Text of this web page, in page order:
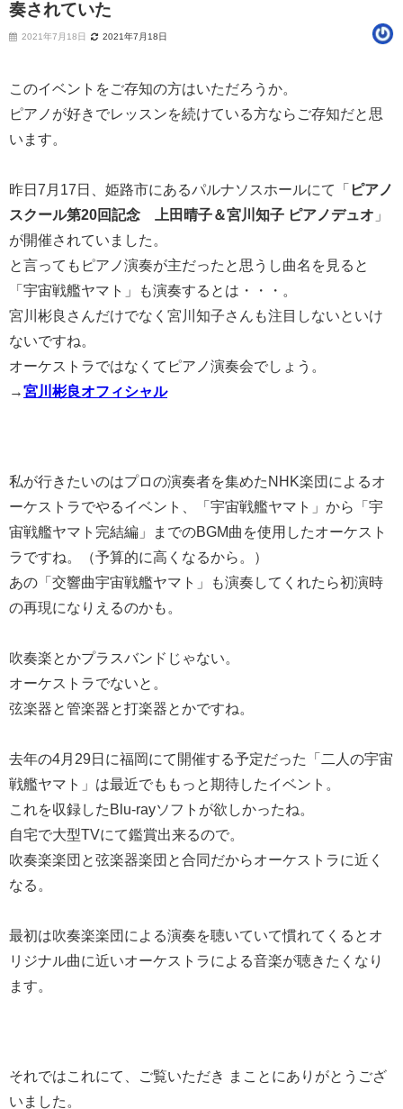
奏されていた
2021年7月18日 2021年7月18日
このイベントをご存知の方はいただろうか。
ピアノが好きでレッスンを続けている方ならご存知だと思
います。
昨日7月17日、姫路市にあるパルナソスホールにて「 ピアノ
スクール第20回記念 上田晴子＆宮川知子 ピアノデュオ 」
が開催されていました。
と言ってもピアノ演奏が主だったと思うし曲名を見ると
「宇宙戦艦ヤマト」も演奏するとは・・・。
宮川彬良さんだけでなく宮川知子さんも注目しないといけ
ないですね。
オーケストラではなくてピアノ演奏会でしょう。
→宮川彬良オフィシャル
私が行きたいのはプロの演奏者を集めたNHK楽団によるオ
ーケストラでやるイベント、「宇宙戦艦ヤマト」から「宇
宙戦艦ヤマト完結編」までのBGM曲を使用したオーケスト
ラですね。（予算的に高くなるから。）
あの「交響曲宇宙戦艦ヤマト」も演奏してくれたら初演時
の再現になりえるのかも。
吹奏楽とかプラスバンドじゃない。
オーケストラでないと。
弦楽器と管楽器と打楽器とかですね。
去年の4月29日に福岡にて開催する予定だった「二人の宇宙
戦艦ヤマト」は最近でももっと期待したイベント。
これを収録したBlu-rayソフトが欲しかったね。
自宅で大型TVにて鑑賞出来るので。
吹奏楽楽団と弦楽器楽団と合同だからオーケストラに近く
なる。
最初は吹奏楽楽団による演奏を聴いていて慣れてくるとオ
リジナル曲に近いオーケストラによる音楽が聴きたくなり
ます。
それではこれにて、ご覧いただき まことにありがとうござ
いました。